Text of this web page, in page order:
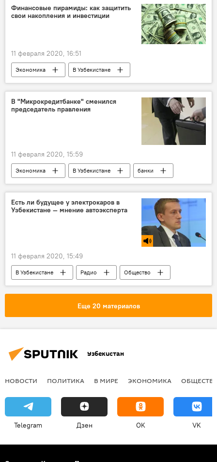
Финансовые пирамиды: как защитить
свои накопления и инвестиции
11 февраля 2020, 16:51
Экономика
В Узбекистане
Экономика
Узбекистан
мошенник
мошенничество
В "Микрокредитбанке" сменился
председатель правления
11 февраля 2020, 15:59
Экономика В Узбекистане
банки
Микрокредитбанк
кадровые перестановки
Узбекистан
Есть ли будущее у электрокаров в
Узбекистане — мнение автоэксперта
11 февраля 2020, 15:49
В Узбекистане Радио
Общество
Узбекистан
электромобиль
Еще 20 материалов
Узбекистан
НОВОСТИ ПОЛИТИКА В МИРЕ ЭКОНОМИКА
Telegram Дзен OK VK